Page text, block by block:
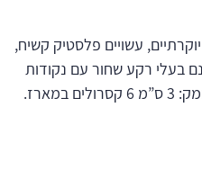
עשויים פלסטיק קשיח,
בעלי רקע שחור עם נקודות